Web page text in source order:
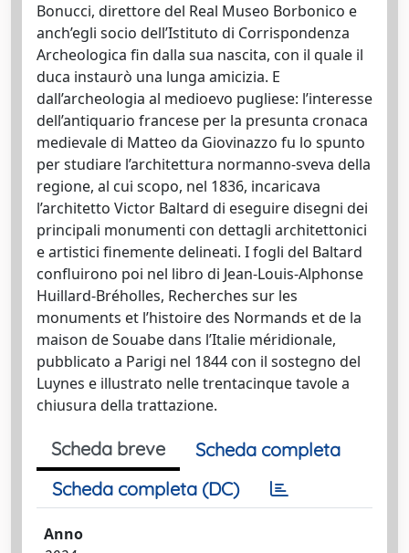
Bonucci, direttore del Real Museo Borbonico e
anch’egli socio dell’Istituto di Corrispondenza
Archeologica fin dalla sua nascita, con il quale il
duca instaurò una lunga amicizia. E
dall’archeologia al medioevo pugliese: l’interesse
dell’antiquario francese per la presunta cronaca
medievale di Matteo da Giovinazzo fu lo spunto
per studiare l’architettura normanno-sveva della
regione, al cui scopo, nel 1836, incaricava
l’architetto Victor Baltard di eseguire disegni dei
principali monumenti con dettagli architettonici
e artistici finemente delineati. I fogli del Baltard
confluirono poi nel libro di Jean-Louis-Alphonse
Huillard-Bréholles, Recherches sur les
monuments et l’histoire des Normands et de la
maison de Souabe dans l’Italie méridionale,
pubblicato a Parigi nel 1844 con il sostegno del
Luynes e illustrato nelle trentacinque tavole a
chiusura della trattazione.
Scheda breve
Scheda completa
Scheda completa (DC)
Anno